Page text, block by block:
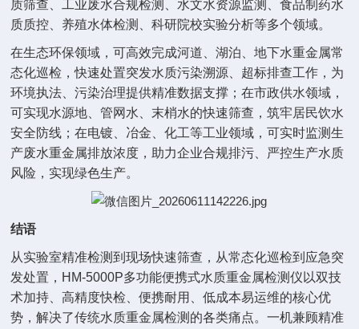
质筛查、工业废水合规检测、水文水资源监测、食品制药水
质质控、养殖水体检测、科研院校实验分析等多个领域。
在生态环保领域，可高效完成河道、湖泊、地下水重金属常
态化巡检，快速处置突发水质污染溯源、超标排查工作，为
环境执法、污染治理提供精准数据支撑；在市政供水领域，
可实现水源地、管网水、末梢水的快速筛查，筑牢居民饮水
安全防线；在电镀、冶金、化工等工业领域，可实时监测生
产废水重金属排放浓度，助力企业合规排污、严控生产水质
风险，实现绿色生产。
结语
从实验室精准检测到现场快速筛查，从常态化巡检到应急突
发处置，HM-5000P多功能便携式水质重金属检测仪以双技
术加持、高精度快检、便携耐用、低成本易运维的核心优
势，解决了传统水质重金属检测的各类痛点。一机兼顾精准